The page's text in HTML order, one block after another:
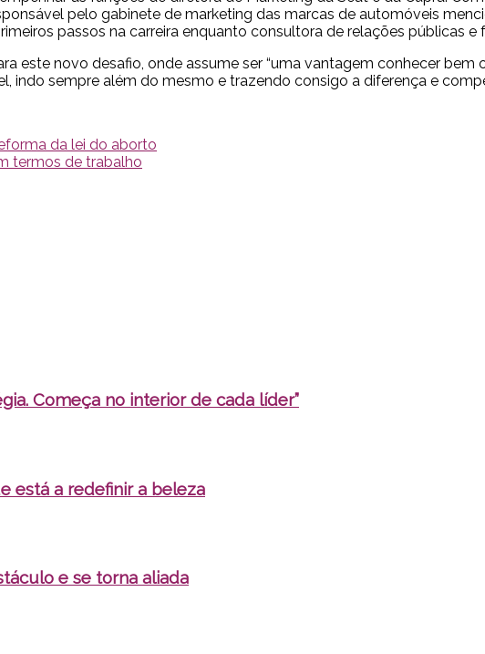
pelo gabinete de marketing das marcas de automóveis
passos na carreira enquanto consultora de relações públicas
este novo desafio, onde assume ser “uma vantagem conhecer
indo sempre além do mesmo e trazendo consigo a diferença e
da lei do aborto
termos de trabalho
Começa no interior de cada líder”
está a redefinir a beleza
e se torna aliada